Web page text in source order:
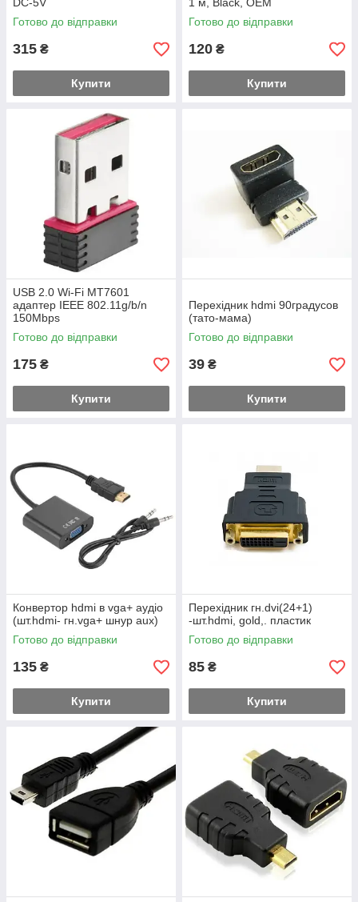
Готово до відправки
315 ₴
Купити
Готово до відправки
120 ₴
Купити
USB 2.0 Wi-Fi MT7601
адаптер IEEE 802.11g/b/n
150Mbps
Готово до відправки
175 ₴
Купити
Перехідник hdmi 90градусов
(тато-мама)
Готово до відправки
39 ₴
Купити
Конвертор hdmi в vga+ аудіо
(шт.hdmi- гн.vga+ шнур aux)
Готово до відправки
135 ₴
Купити
Перехідник гн.dvi(24+1)
-шт.hdmi, gold,. пластик
Готово до відправки
85 ₴
Купити